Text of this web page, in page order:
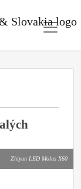
Zhiyun LED Molus X60